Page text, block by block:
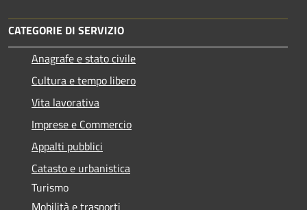
CATEGORIE DI SERVIZIO
Anagrafe e stato civile
Cultura e tempo libero
Vita lavorativa
Imprese e Commercio
Appalti pubblici
Catasto e urbanistica
Turismo
Mobilità e trasporti